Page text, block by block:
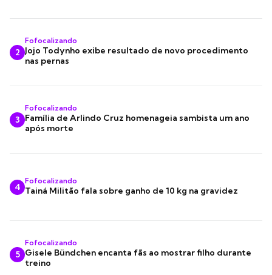
2
Fofocalizando
Jojo Todynho exibe resultado de novo procedimento
nas pernas
3
Fofocalizando
Família de Arlindo Cruz homenageia sambista um ano
após morte
4
Fofocalizando
Tainá Militão fala sobre ganho de 10 kg na gravidez
5
Fofocalizando
Gisele Bündchen encanta fãs ao mostrar filho durante
treino